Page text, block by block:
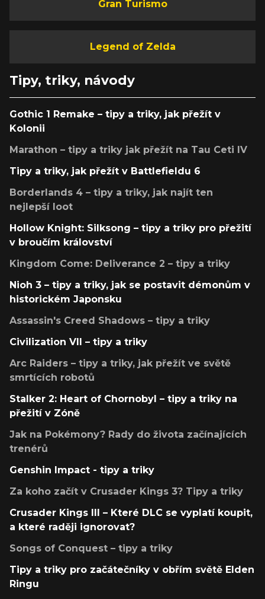
Gran Turismo
Legend of Zelda
Tipy, triky, návody
Gothic 1 Remake – tipy a triky, jak přežít v
Kolonii
Marathon – tipy a triky jak přežít na Tau Ceti IV
Tipy a triky, jak přežít v Battlefieldu 6
Borderlands 4 – tipy a triky, jak najít ten
nejlepší loot
Hollow Knight: Silksong – tipy a triky pro přežití
v broučím království
Kingdom Come: Deliverance 2 – tipy a triky
Nioh 3 – tipy a triky, jak se postavit démonům v
historickém Japonsku
Assassin's Creed Shadows – tipy a triky
Civilization VII – tipy a triky
Arc Raiders – tipy a triky, jak přežít ve světě
smrtících robotů
Stalker 2: Heart of Chornobyl – tipy a triky na
přežití v Zóně
Jak na Pokémony? Rady do života začínajících
trenérů
Genshin Impact - tipy a triky
Za koho začít v Crusader Kings 3? Tipy a triky
Crusader Kings III – Které DLC se vyplatí koupit,
a které raději ignorovat?
Songs of Conquest – tipy a triky
Tipy a triky pro začátečníky v obřím světě Elden
Ringu